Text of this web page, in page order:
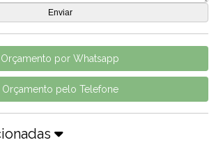
Orçamento por Whatsapp
Orçamento pelo Telefone